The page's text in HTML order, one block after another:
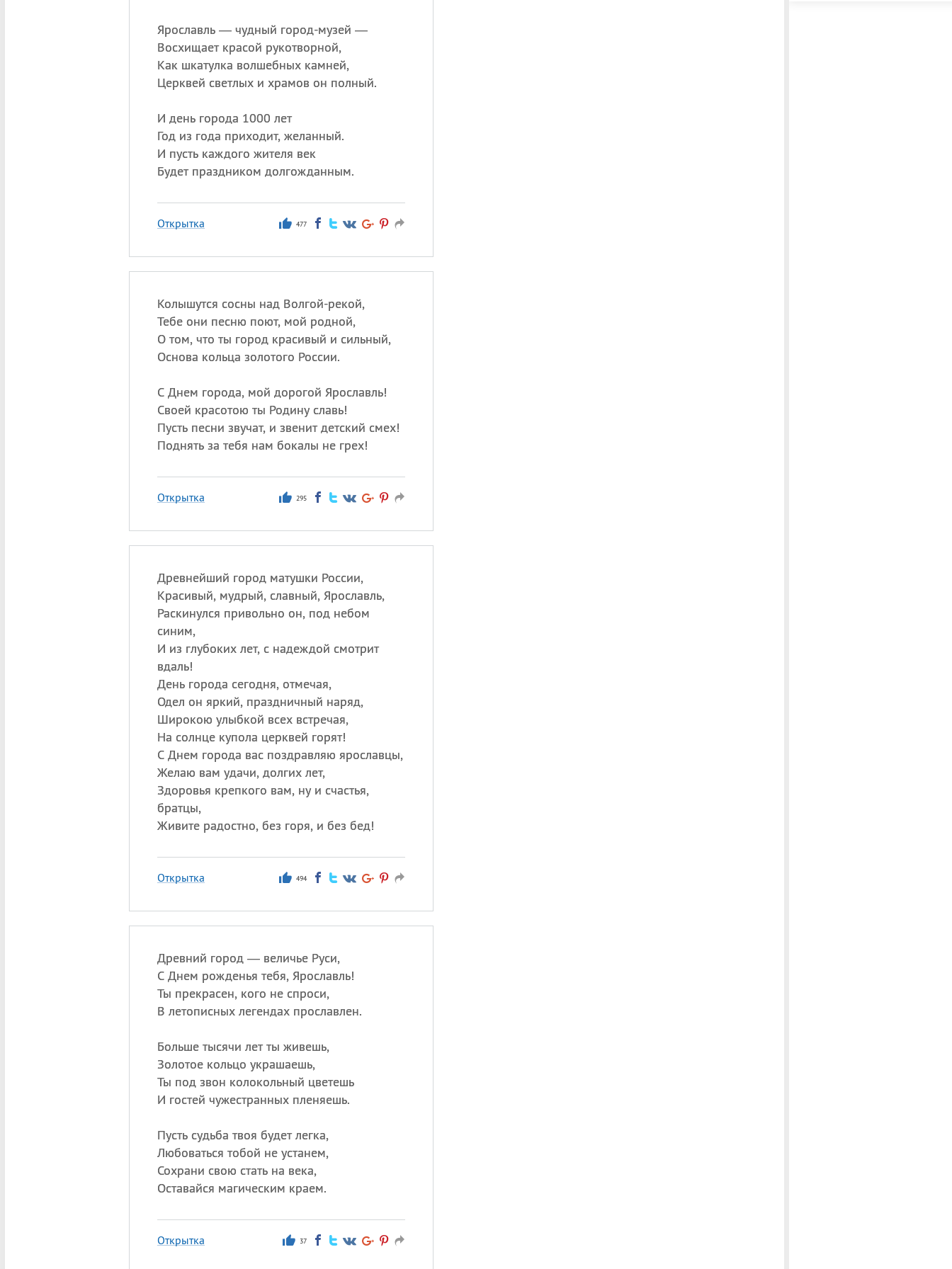
Ярославль — чудный город-музей —
Восхищает красой рукотворной,
Как шкатулка волшебных камней,
Церквей светлых и храмов он полный.
И день города 1000 лет
Год из года приходит, желанный.
И пусть каждого жителя век
Будет праздником долгожданным.
Открытка 477
Колышутся сосны над Волгой-рекой,
Тебе они песню поют, мой родной,
О том, что ты город красивый и сильный,
Основа кольца золотого России.
С Днем города, мой дорогой Ярославль!
Своей красотою ты Родину славь!
Пусть песни звучат, и звенит детский смех!
Поднять за тебя нам бокалы не грех!
Открытка 295
Древнейший город матушки России,
Красивый, мудрый, славный, Ярославль,
Раскинулся привольно он, под небом
синим,
И из глубоких лет, с надеждой смотрит
вдаль!
День города сегодня, отмечая,
Одел он яркий, праздничный наряд,
Широкою улыбкой всех встречая,
На солнце купола церквей горят!
С Днем города вас поздравляю ярославцы,
Желаю вам удачи, долгих лет,
Здоровья крепкого вам, ну и счастья,
братцы,
Живите радостно, без горя, и без бед!
Открытка 494
Древний город — величье Руси,
С Днем рожденья тебя, Ярославль!
Ты прекрасен, кого не спроси,
В летописных легендах прославлен.
Больше тысячи лет ты живешь,
Золотое кольцо украшаешь,
Ты под звон колокольный цветешь
И гостей чужестранных пленяешь.
Пусть судьба твоя будет легка,
Любоваться тобой не устанем,
Сохрани свою стать на века,
Оставайся магическим краем.
Открытка 37